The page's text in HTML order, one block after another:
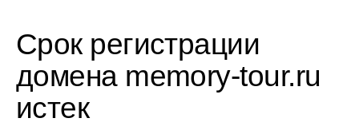
Срок регистрации
домена memory-tour.ru
истек